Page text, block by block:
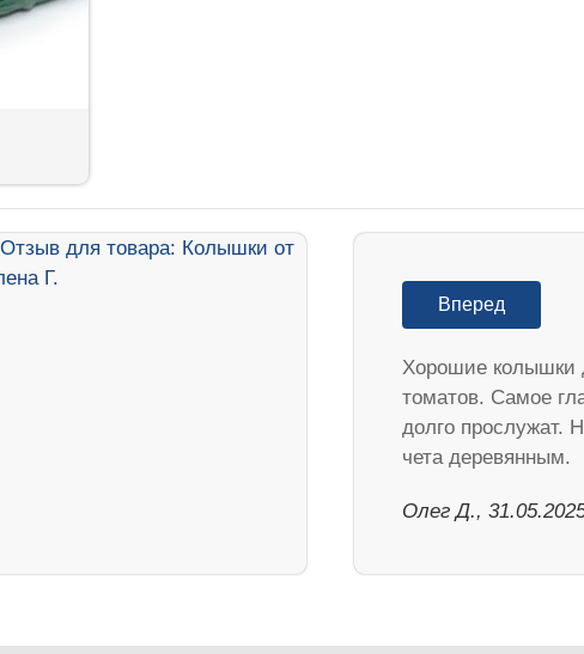
Вперед
Хорошие колышки
томатов. Самое
долго прослужат.
чета деревянным.
Олег Д.,